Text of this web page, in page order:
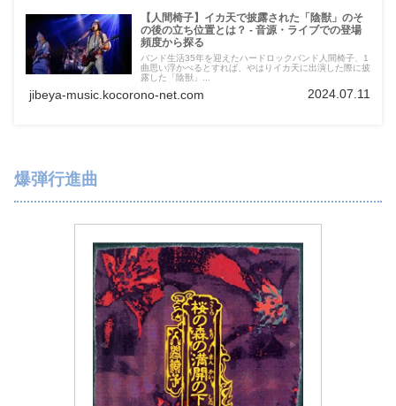
【人間椅子】イカ天で披露された「陰獣」のそ
の後の立ち位置とは？ - 音源・ライブでの登場
頻度から探る
バンド生活35年を迎えたハードロックバンド人間椅子、1
曲思い浮かべるとすれば、やはりイカ天に出演した際に披
露した「陰獣」...
jibeya-music.kocorono-net.com 2024.07.11
爆弾行進曲